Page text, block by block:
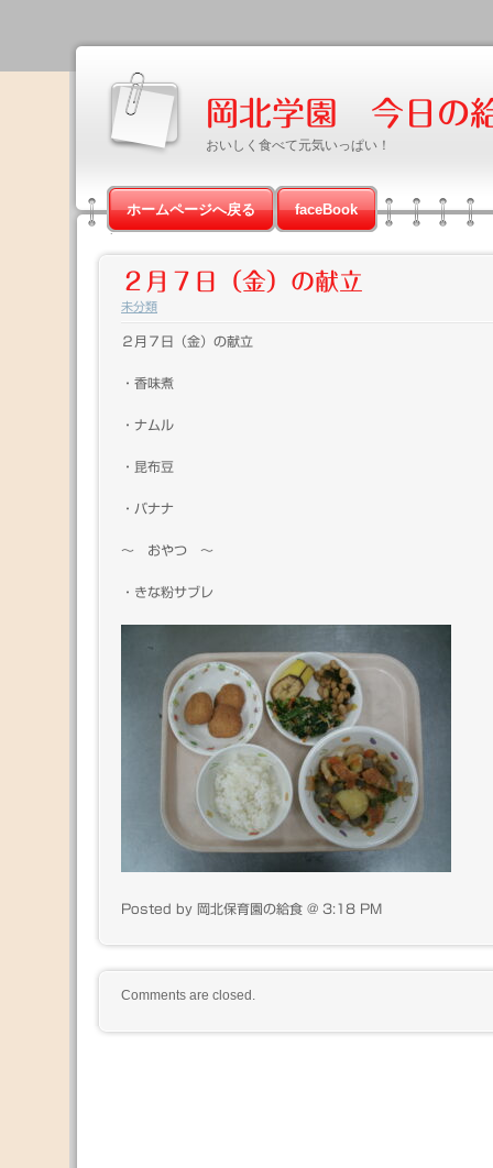
岡北学園 今日の
おいしく食べて元気いっぱい！
ホームページへ戻る faceBook
２月７日（金）の献立
未分類
２月７日（金）の献立
・香味煮
・ナムル
・昆布豆
・バナナ
～ おやつ ～
・きな粉サブレ
Posted by 岡北保育園の給食 @ 3:18 PM
Comments are closed.